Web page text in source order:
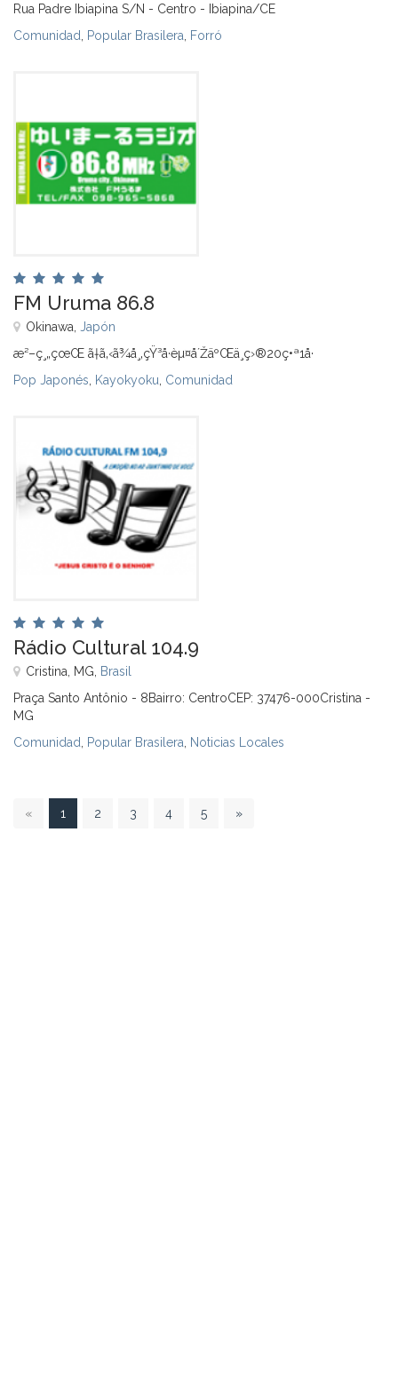
Rua Padre Ibiapina S/N - Centro - Ibiapina/CE
Comunidad Popular Brasilera Forró
FM Uruma 86.8
Okinawa, Japón
æ²–ç¸„çœŒ ã†ã‚‹ã¾å¸‚çŸ³å·èµ¤å´ŽäºŒä¸ç›®20ç•ª1å·
Pop Japonés Kayokyoku Comunidad
Rádio Cultural 104.9
Cristina, MG, Brasil
Praça Santo Antônio - 8Bairro: CentroCEP: 37476-000Cristina -
MG
Comunidad Popular Brasilera Noticias Locales
« 1 2 3 4 5 »